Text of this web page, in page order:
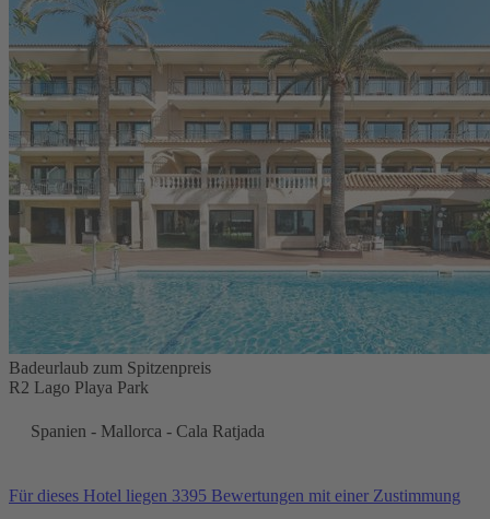
Badeurlaub zum Spitzenpreis
R2 Lago Playa Park
Spanien - Mallorca - Cala Ratjada
Für dieses Hotel liegen 3395 Bewertungen mit einer Zustimmung